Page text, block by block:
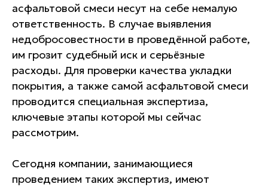
асфальтовой смеси несут на себе немалую
ответственность. В случае выявления
недобросовестности в проведённой работе,
им грозит судебный иск и серьёзные
расходы. Для проверки качества укладки
покрытия, а также самой асфальтовой смеси
проводится специальная экспертиза,
ключевые этапы которой мы сейчас
рассмотрим.
Сегодня компании, занимающиеся
проведением таких экспертиз, имеют